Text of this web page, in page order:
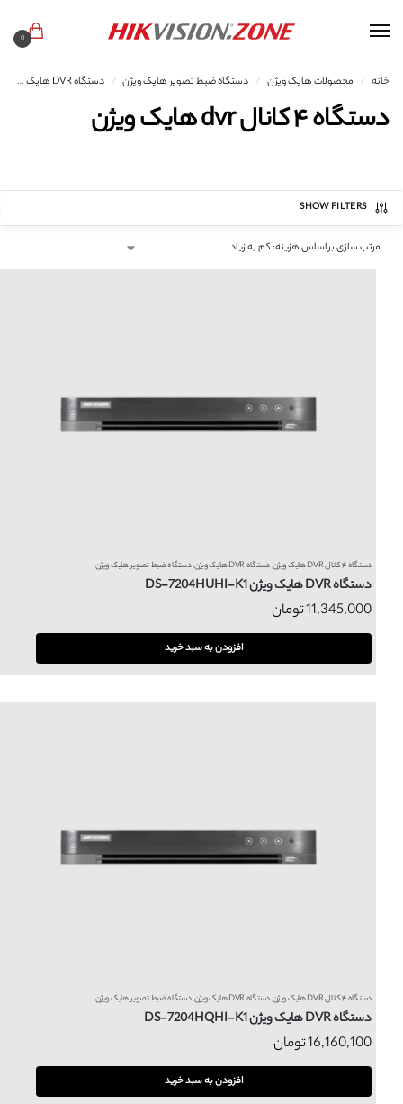
0
خانه / محصولات هایک ویژن / دستگاه ضبط تصویر هایک ویژن / دستگاه DVR هایک ویژن
دستگاه ۴ کانال dvr هایک ویژن
SHOW FILTERS
دستگاه ۴ کانال DVR هایک ویژن ,دستگاه DVR هایک ویژن ,دستگاه ضبط تصویر هایک ویژن
دستگاه DVR هایک ویژن DS-7204HUHI-K1
11,345,000تومان
افزودن به سبد خرید
دستگاه ۴ کانال DVR هایک ویژن ,دستگاه DVR هایک ویژن ,دستگاه ضبط تصویر هایک ویژن
دستگاه DVR هایک ویژن DS-7204HQHI-K1
16,160,100تومان
افزودن به سبد خرید